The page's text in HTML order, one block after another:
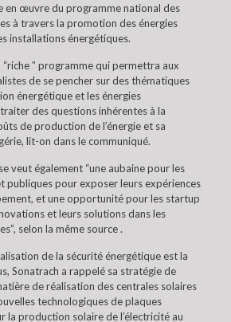
en œuvre du programme national des
à travers la promotion des énergies
installations énergétiques.
” programme qui permettra aux
de se pencher sur des thématiques
énergétique et les énergies
des questions inhérentes à la
de production de l’énergie et sa
lit-on dans le communiqué.
veut également “une aubaine pour les
publiques pour exposer leurs expériences
et une opportunité pour les startup
et leurs solutions dans les
selon la même source .
de la sécurité énergétique est la
Sonatrach a rappelé sa stratégie de
de réalisation des centrales solaires
technologiques de plaques
production solaire de l’électricité au